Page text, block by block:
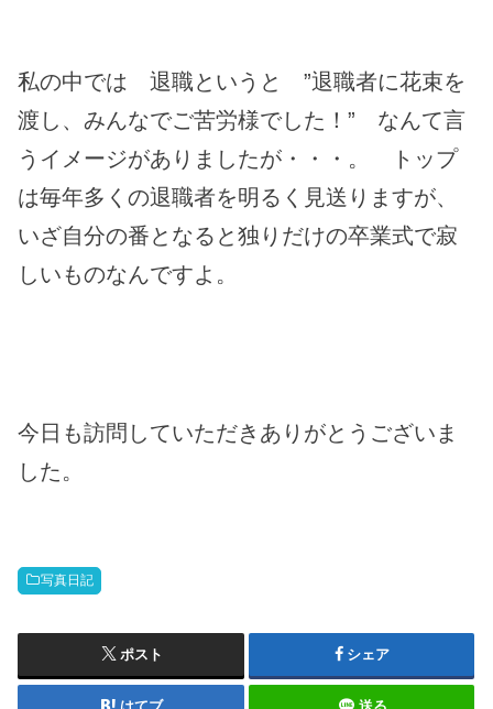
私の中では 退職というと ”退職者に花束を
渡し、みんなでご苦労様でした！” なんて言
うイメージがありましたが・・・。 トップ
は毎年多くの退職者を明るく見送りますが、
いざ自分の番となると独りだけの卒業式で寂
しいものなんですよ。
今日も訪問していただきありがとうございま
した。
写真日記
ポスト シェア